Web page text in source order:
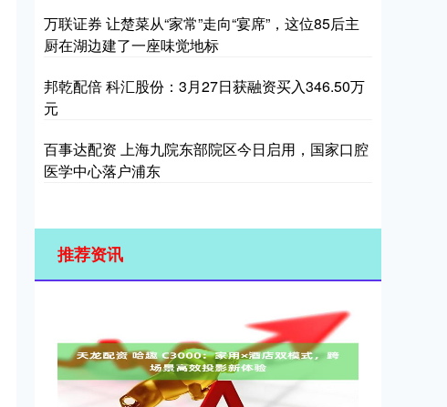
万联证券 让楚菜从“家常”走向“宴席”，这位85后主
厨在湖边建了一座味觉地标
邦乾配倍 科汇股份：3月27日获融资买入346.50万
元
百事达配资 上海九院东部院区今日启用，国家口腔
医学中心落户浦东
推荐资讯